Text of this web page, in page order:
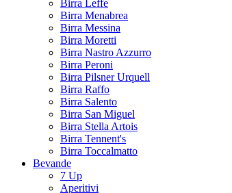
Birra Leffe
Birra Menabrea
Birra Messina
Birra Moretti
Birra Nastro Azzurro
Birra Peroni
Birra Pilsner Urquell
Birra Raffo
Birra Salento
Birra San Miguel
Birra Stella Artois
Birra Tennent's
Birra Toccalmatto
Bevande
7 Up
Aperitivi